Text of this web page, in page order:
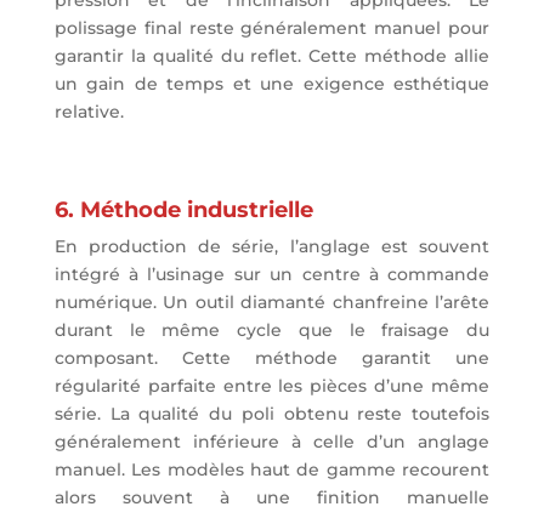
polissage final reste généralement manuel pour
garantir la qualité du reflet. Cette méthode allie
un gain de temps et une exigence esthétique
relative.
6. Méthode industrielle
En production de série, l’anglage est souvent
intégré à l’usinage sur un centre à commande
numérique. Un outil diamanté chanfreine l’arête
durant le même cycle que le fraisage du
composant. Cette méthode garantit une
régularité parfaite entre les pièces d’une même
série. La qualité du poli obtenu reste toutefois
généralement inférieure à celle d’un anglage
manuel. Les modèles haut de gamme recourent
alors souvent à une finition manuelle